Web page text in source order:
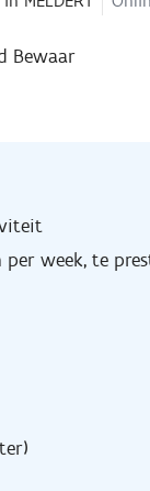
Bewaar
per week, te